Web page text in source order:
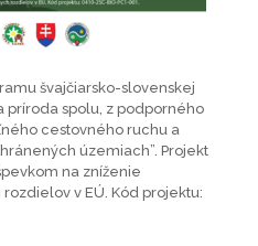
švajčiarsko-slovenskej
príroda spolu, z podporného
cestovného ruchu a
územiach”. Projekt
na zníženie
v EÚ. Kód projektu: